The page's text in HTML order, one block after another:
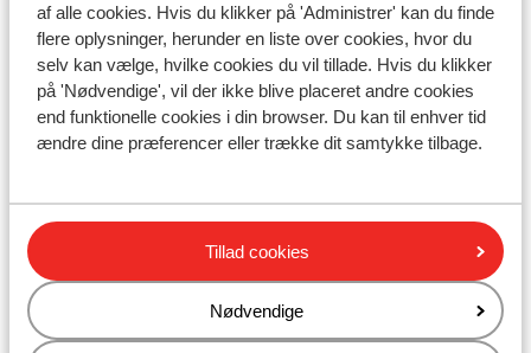
af alle cookies. Hvis du klikker på 'Administrer' kan du finde
flere oplysninger, herunder en liste over cookies, hvor du
selv kan vælge, hvilke cookies du vil tillade. Hvis du klikker
på 'Nødvendige', vil der ikke blive placeret andre cookies
end funktionelle cookies i din browser. Du kan til enhver tid
ændre dine præferencer eller trække dit samtykke tilbage.
Tillad cookies
Nødvendige
• Ved at deltage (poste eller dele) accepterer
deltagerne automatisk vilkårene og betingelserne.
Ansvar og privatliv:
problemer relateret til kampagnen.
• Meta (Facebook, Instagram) samt eventuelle øvrige
tredjeparter tilknyttet kampagnen er ikke ansvarlige
for kampagnen og kan ikke pålægges ansvar i
forbindelse hermed..